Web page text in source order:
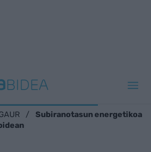
Subiranotasun energetikoa